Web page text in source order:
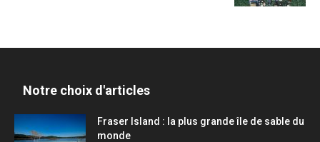
Notre choix d'articles
Fraser Island : la plus grande île de sable du
monde